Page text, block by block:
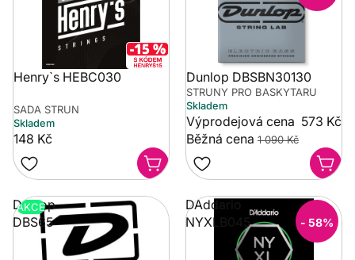
Henry`s HEBC030
SADA STRUN
Skladem
148 Kč
Dunlop DBSBN30130
STRUNY PRO BASKYTARU
Skladem
Výprodejová cena 573 Kč
Běžná cena 1 090 Kč
Dunlop
DBS65
AKCE
DAddario
NYXLB045
- 58%